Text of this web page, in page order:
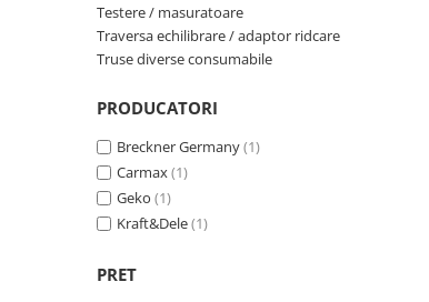
Compresoare
Macara electrica
Motoare electrice
Nivela Laser
Testere / masuratoare
Traversa echilibrare / adaptor ridcare
Truse diverse consumabile
PRODUCATORI
Breckner Germany(1)
Carmax(1)
Geko (1)
Kraft&Dele(1)
PRET